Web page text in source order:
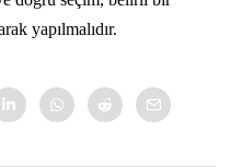
yapılmalıdır.